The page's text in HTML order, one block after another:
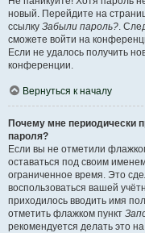
новый. Перейдите на
ссылку Забыли пароль?.
сможете войти на
Если не удалось получить
конференции.
Вернуться к началу
Почему мне периодически
пароля?
Если вы не отметили
оставаться под своим
ограниченное время. Это
воспользоваться вашей
приходилось вводить имя
отметить флажком пункт
рекомендуется делать это